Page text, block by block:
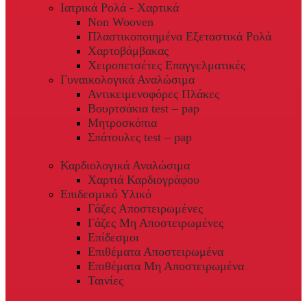
Ιατρικά Ρολά - Χαρτικά
Non Wooven
Πλαστικοποιημένα Εξεταστικά Ρολά
Χαρτοβάμβακας
Χειροπετσέτες Επαγγελματικές
Γυναικολογικά Αναλώσιμα
Αντικειμενοφόρες Πλάκες
Βουρτσάκια test – pap
Μητροσκόπια
Σπάτουλες test – pap
Καρδιολογικά Αναλώσιμα
Χαρτιά Καρδιογράφου
Επιδεσμικό Υλικό
Γάζες Αποστειρωμένες
Γάζες Μη Αποστειρωμένες
Επίδεσμοι
Επιθέματα Αποστειρωμένα
Επιθέματα Μη Αποστειρωμένα
Ταινίες